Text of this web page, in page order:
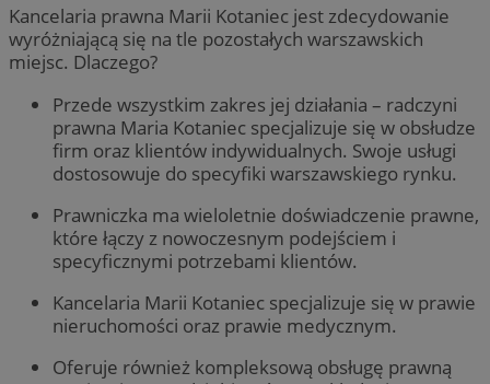
Kancelaria prawna Marii Kotaniec jest zdecydowanie
wyróżniającą się na tle pozostałych warszawskich
miejsc. Dlaczego?
Przede wszystkim zakres jej działania – radczyni
prawna Maria Kotaniec specjalizuje się w obsłudze
firm oraz klientów indywidualnych. Swoje usługi
dostosowuje do specyfiki warszawskiego rynku.
Prawniczka ma wieloletnie doświadczenie prawne,
które łączy z nowoczesnym podejściem i
specyficznymi potrzebami klientów.
Kancelaria Marii Kotaniec specjalizuje się w prawie
nieruchomości oraz prawie medycznym.
Oferuje również kompleksową obsługę prawną